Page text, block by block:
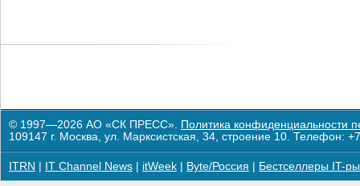
© 1997—2026 АО «СК ПРЕСС». Политика конфиденциальности
109147 г. Москва, ул. Марксистская, 34, строение 10. Телефон:
ITRN IT Channel News itWeek Byte/Россия Бестселлеры IT-